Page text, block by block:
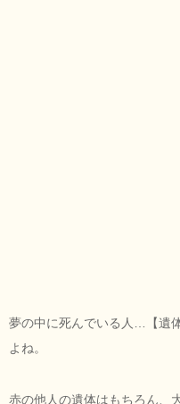
夢の中に死んでいる人…【遺
よね。
赤の他人の遺体はもちろん、